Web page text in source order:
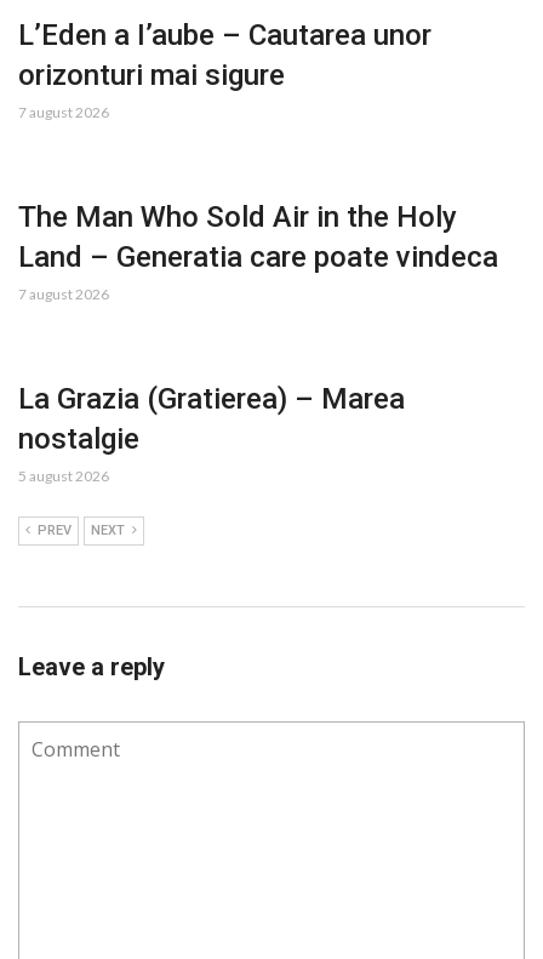
L’Eden a I’aube – Cautarea unor
orizonturi mai sigure
7 august 2026
The Man Who Sold Air in the Holy
Land – Generatia care poate vindeca
7 august 2026
La Grazia (Gratierea) – Marea
nostalgie
5 august 2026
PREV NEXT
Leave a reply